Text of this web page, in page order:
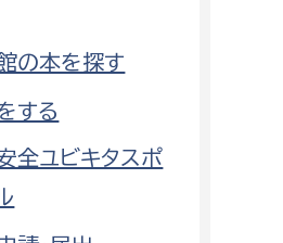
りたい
りたい
課
業センター
の本を探す
する
全ユビキタスポ